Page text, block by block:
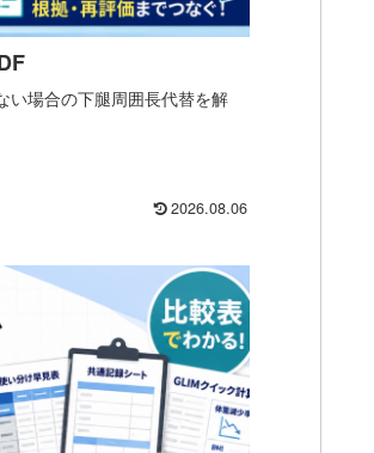
い場合の下腿周囲長代替を解
2026.08.06